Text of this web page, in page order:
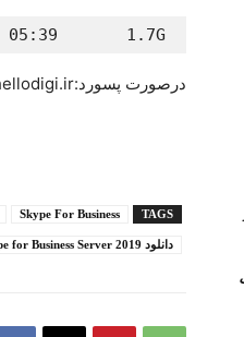
05:39       1.7G
درصورت پسورد:www.hellodigi.ir
TAGS
Skype For Business
دانلود Microsoft Skype for Business Server 2019